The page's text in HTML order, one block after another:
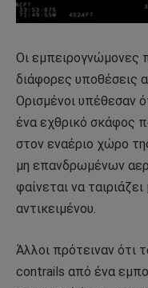
Οι εμπειρογνώμονες
διάφορες υποθέσεις
Ορισμένοι υπέθεσαν
ένα εχθρικό σκάφος
στον εναέριο χώρο
μη επανδρωμένων
φαίνεται να
αντικειμένου.
Άλλοι πρότειναν ότι
contrails από ένα